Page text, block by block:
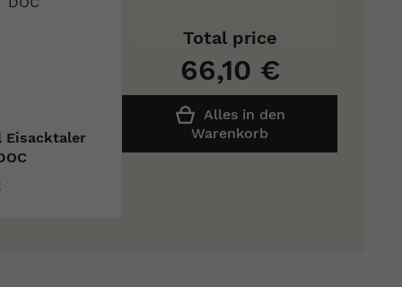
Eisacktaler
Alles in den
Warenkorb
Total price
66,10 €